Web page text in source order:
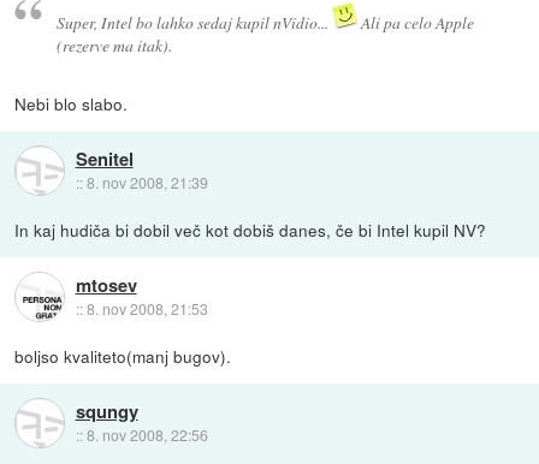
Super, Intel bo lahko sedaj kupil nVidio...
Ali pa celo Apple
(rezerve ma itak).
Nebi blo slabo.
Senitel
::8. nov 2008, 21:39
In kaj hudiča bi dobil več kot dobiš danes, če bi Intel kupil NV?
mtosev
::8. nov 2008, 21:53
boljso kvaliteto(manj bugov).
squngy
::8. nov 2008, 22:56